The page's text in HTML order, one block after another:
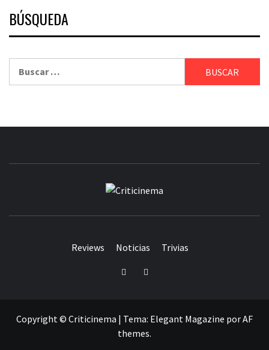
BÚSQUEDA
Reviews Noticias Trivias
TwitterFacebook
Copyright © Criticinema | Tema: Elegant Magazine porAF
themes.